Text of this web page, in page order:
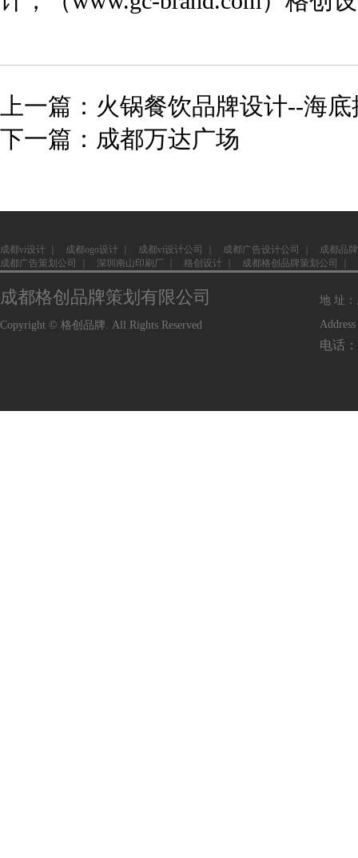
上一篇：火锅餐饮品牌设计--海
下一篇：成都万达广场
成都vi设计 成都ogo设计 成都vi设计公司 成都广告设计公司
成都品
成都广告策划公司
深圳南山印刷厂 格创设计 成都格创品牌策划公司
成都格创品牌策划有限公司
Copyright © 格创品牌. All Rights Reserved
地 址
电话